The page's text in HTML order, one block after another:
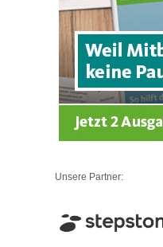
Unsere Partner: